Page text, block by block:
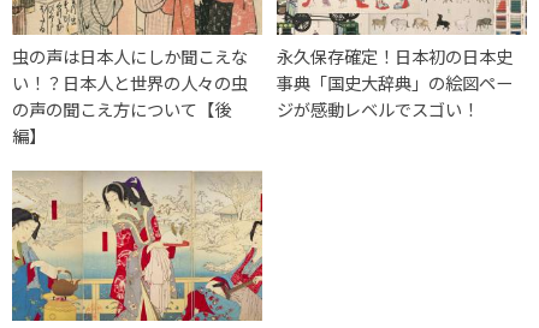
虫の声は日本人にしか聞こえな
い！？日本人と世界の人々の虫
の声の聞こえ方について【後
編】
永久保存確定！日本初の日本史
事典「国史大辞典」の絵図ペー
ジが感動レベルでスゴい！